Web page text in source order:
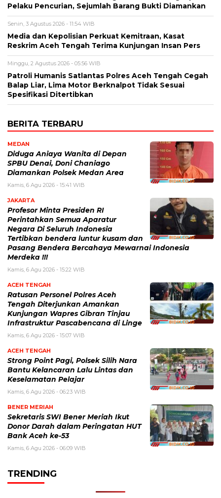
Pelaku Pencurian, Sejumlah Barang Bukti Diamankan
Senin, 3 Agustus 2026 - 11:54 WIB
Media dan Kepolisian Perkuat Kemitraan, Kasat
Reskrim Aceh Tengah Terima Kunjungan Insan Pers
Minggu, 2 Agustus 2026 - 05:56 WIB
Patroli Humanis Satlantas Polres Aceh Tengah Cegah
Balap Liar, Lima Motor Berknalpot Tidak Sesuai
Spesifikasi Ditertibkan
BERITA TERBARU
MEDAN
Diduga Aniaya Wanita di Depan
SPBU Denai, Doni Chaniago
Diamankan Polsek Medan Area
Kamis, 6 Agu 2026 - 15:41 WIB
JAKARTA
Profesor Minta Presiden RI
Perintahkan Semua Aparatur
Negara Di Seluruh Indonesia
Tertibkan bendera luntur kusam dan
Pasang Bendera Bercahaya Mewarnai Indonesia
Merdeka !!!
Kamis, 6 Agu 2026 - 15:22 WIB
ACEH TENGAH
Ratusan Personel Polres Aceh
Tengah Diterjunkan Amankan
Kunjungan Wapres Gibran Tinjau
Infrastruktur Pascabencana di Linge
Kamis, 6 Agu 2026 - 15:07 WIB
ACEH TENGAH
Strong Point Pagi, Polsek Silih Nara
Bantu Kelancaran Lalu Lintas dan
Keselamatan Pelajar
Kamis, 6 Agu 2026 - 06:23 WIB
BENER MERIAH
Sekretaris SWI Bener Meriah Ikut
Donor Darah dalam Peringatan HUT
Bank Aceh ke-53
Kamis, 6 Agu 2026 - 06:09 WIB
TRENDING